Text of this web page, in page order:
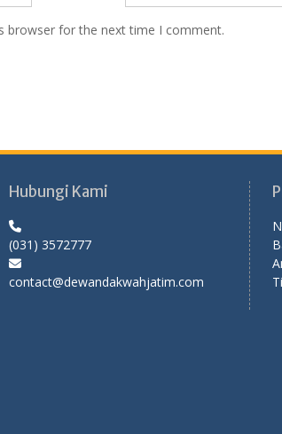
browser for the next time I comment.
Hubungi Kami
(031) 3572777
contact@dewandakwahjatim.com